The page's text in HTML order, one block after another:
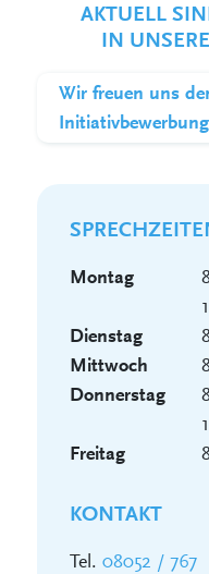
AKTUELL
IN
Wir freuen uns
Montag
Dienstag
Mittwoch
Donnerstag
Freitag
KONTAKT
Tel. 08052 / 767